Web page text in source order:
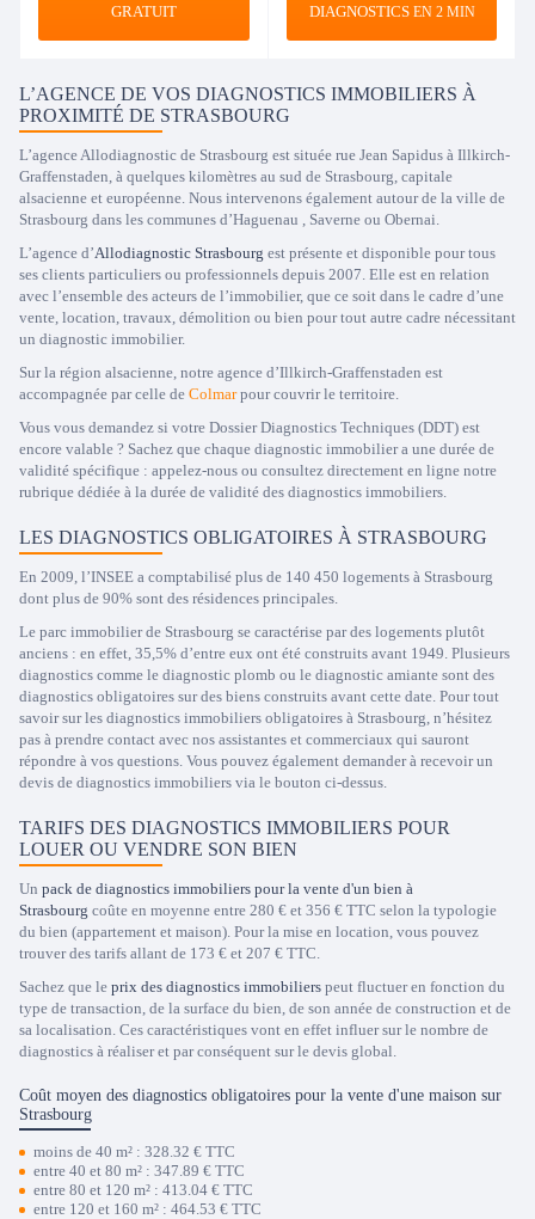
GRATUIT
DIAGNOSTICSEN 2 MIN
L’AGENCE DE VOS DIAGNOSTICS IMMOBILIERS À
PROXIMITÉ DE STRASBOURG
L’agence Allodiagnostic de Strasbourg est située rue Jean Sapidus à Illkirch-
Graffenstaden, à quelques kilomètres au sud de Strasbourg, capitale
alsacienne et européenne. Nous intervenons également autour de la ville de
Strasbourg dans les communes d’Haguenau , Saverne ou Obernai.
L’agence d’Allodiagnostic Strasbourg est présente et disponible pour tous
ses clients particuliers ou professionnels depuis 2007. Elle est en relation
avec l’ensemble des acteurs de l’immobilier, que ce soit dans le cadre d’une
vente, location, travaux, démolition ou bien pour tout autre cadre nécessitant
un diagnostic immobilier.
Sur la région alsacienne, notre agence d’Illkirch-Graffenstaden est
accompagnée par celle de Colmarpour couvrir le territoire.
Vous vous demandez si votre Dossier Diagnostics Techniques (DDT) est
encore valable ? Sachez que chaque diagnostic immobilier a une durée de
validité spécifique : appelez-nous ou consultez directement en ligne notre
rubrique dédiée à la durée de validité des diagnostics immobiliers.
LES DIAGNOSTICS OBLIGATOIRES À STRASBOURG
En 2009, l’INSEE a comptabilisé plus de 140 450 logements à Strasbourg
dont plus de 90% sont des résidences principales.
Le parc immobilier de Strasbourg se caractérise par des logements plutôt
anciens : en effet, 35,5% d’entre eux ont été construits avant 1949. Plusieurs
diagnostics comme le diagnostic plomb ou le diagnostic amiante sont des
diagnostics obligatoires sur des biens construits avant cette date. Pour tout
savoir sur les diagnostics immobiliers obligatoires à Strasbourg, n’hésitez
pas à prendre contact avec nos assistantes et commerciaux qui sauront
répondre à vos questions. Vous pouvez également demander à recevoir un
devis de diagnostics immobiliers via le bouton ci-dessus.
TARIFS DES DIAGNOSTICS IMMOBILIERS POUR
LOUER OU VENDRE SON BIEN
Un pack de diagnostics immobiliers pour la vente d'un bien à
Strasbourg coûte en moyenne entre 280 € et 356 € TTC selon la typologie
du bien (appartement et maison). Pour la mise en location, vous pouvez
trouver des tarifs allant de 173 € et 207 € TTC.
Sachez que le prix des diagnostics immobiliers peut fluctuer en fonction du
type de transaction, de la surface du bien, de son année de construction et de
sa localisation. Ces caractéristiques vont en effet influer sur le nombre de
diagnostics à réaliser et par conséquent sur le devis global.
Coût moyen des diagnostics obligatoires pour la vente d'une maison sur
Strasbourg
moins de 40 m² : 328.32 € TTC
entre 40 et 80 m² : 347.89 € TTC
entre 80 et 120 m² : 413.04 € TTC
entre 120 et 160 m² : 464.53 € TTC